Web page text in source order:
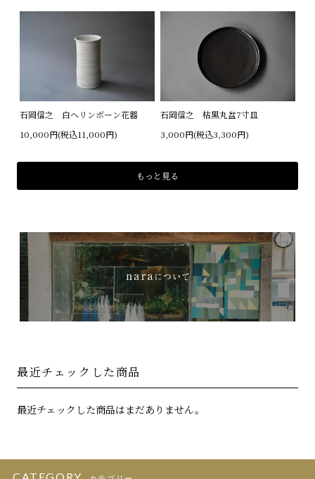
石岡信之 白ヘリンボーン花器
10,000円(税込11,000円)
石岡信之 枯黒丸盆7寸皿
3,000円(税込3,300円)
もっと見る
最近チェックした商品
最近チェックした商品はまだありません。
CATEGORY